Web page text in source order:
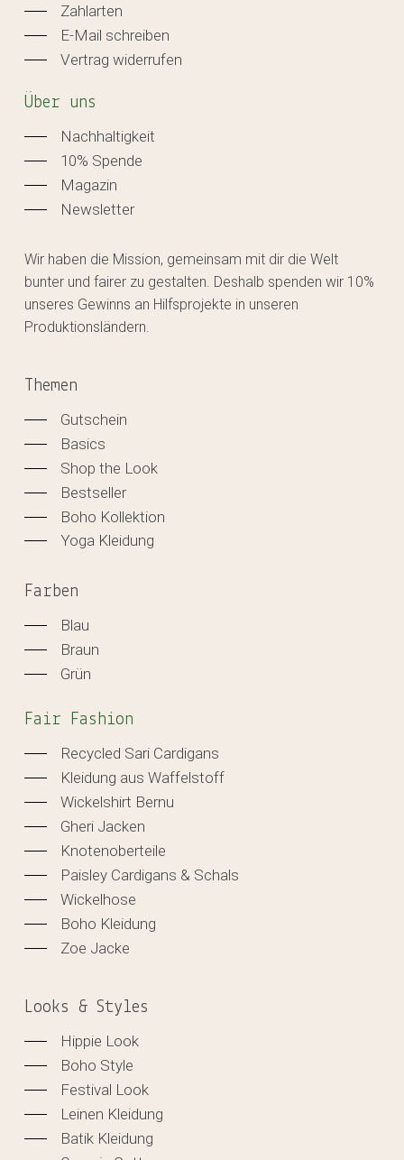
Zahlarten
E-Mail schreiben
Vertrag widerrufen
Über uns
Nachhaltigkeit
10% Spende
Magazin
Newsletter
Wir haben die Mission, gemeinsam mit dir die Welt
bunter und fairer zu gestalten. Deshalb spenden wir 10%
unseres Gewinns an Hilfsprojekte in unseren
Produktionsländern.
Themen
Gutschein
Basics
Shop the Look
Bestseller
Boho Kollektion
Yoga Kleidung
Farben
Blau
Braun
Grün
Fair Fashion
Recycled Sari Cardigans
Kleidung aus Waffelstoff
Wickelshirt Bernu
Gheri Jacken
Knotenoberteile
Paisley Cardigans & Schals
Wickelhose
Boho Kleidung
Zoe Jacke
Looks & Styles
Hippie Look
Boho Style
Festival Look
Leinen Kleidung
Batik Kleidung